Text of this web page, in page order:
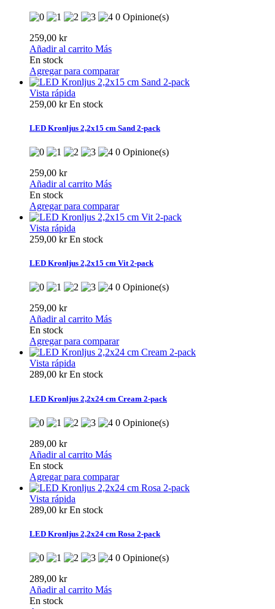
0 Opinione(s)
259,00 kr
Añadir al carrito Más
En stock
Agregar para comparar
Vista rápida
259,00 krEn stock
LED Kronljus 2,2x15 cm Sand 2-pack
0 Opinione(s)
259,00 kr
Añadir al carrito Más
En stock
Agregar para comparar
Vista rápida
259,00 krEn stock
LED Kronljus 2,2x15 cm Vit 2-pack
0 Opinione(s)
259,00 kr
Añadir al carrito Más
En stock
Agregar para comparar
Vista rápida
289,00 krEn stock
LED Kronljus 2,2x24 cm Cream 2-pack
0 Opinione(s)
289,00 kr
Añadir al carrito Más
En stock
Agregar para comparar
Vista rápida
289,00 krEn stock
LED Kronljus 2,2x24 cm Rosa 2-pack
0 Opinione(s)
289,00 kr
Añadir al carrito Más
En stock